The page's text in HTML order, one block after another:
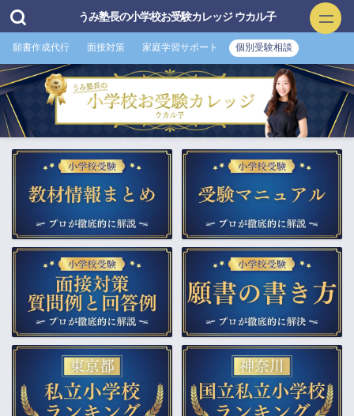
うみ塾長の小学校お受験カレッジ ウカル子
願書作成代行 面接対策 家庭学習サポート 個別受験相談
小学校お受験
▲家庭学習サポート ▲プロ家庭教師（訪問）
▲小学校受験合格の教科書 ▲教材販売（通販）